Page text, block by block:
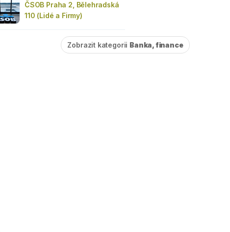
ČSOB Praha 2, Bělehradská
110 (Lidé a Firmy)
Zobrazit kategorii Banka, finance